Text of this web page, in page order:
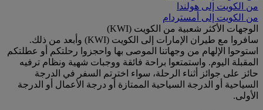
من الكويت إلى هولندا
من الكويت إلى أمستردام
الوجهات الأكثر شعبية من الكويت (KWI)
سافروا مع طيران الإمارات إلى الكويت (KWI) وأبعد من ذلك.
استوحوا الإلهام من وجهاتنا الموصى بها واحجزوا رحلتكم أو عطلتكم
المقبلة اليوم. واستمتعوا براحة فائقة ووجبات شهية ونظام ترفيه
حائز على جوائز أثناء الرحلة، سواء اخترتم السفر في الدرجة
السياحية أو الدرجة السياحية الممتازة أو درجة الأعمال أو الدرجة
الأولى.